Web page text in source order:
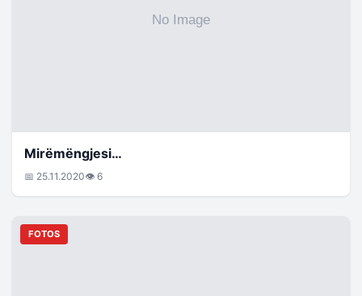
Mirëmëngjesi…
📅 25.11.2020👁 6
FOTOS